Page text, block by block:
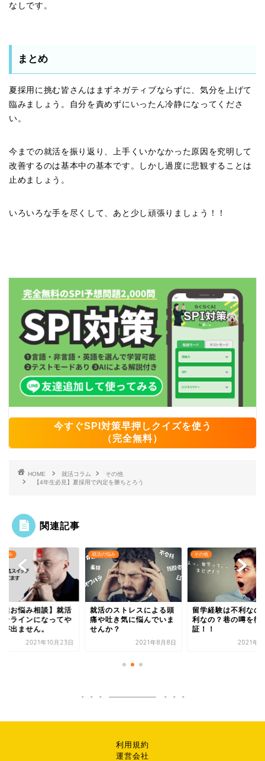
なしです。
まとめ
夏採用に挑む皆さんはまずネガティブならずに、気分を上げて
臨みましょう。自分を責めずにいったん冷静になってくださ
い。
今までの就活を振り返り、上手くいかなかった原因を究明して
改善するのは基本中の基本です。しかし過度に悲観することは
止めましょう。
いろいろな手を尽くして、あと少し頑張りましょう！！
今すぐSPI対策早押しクイズを使う
（完全無料）
HOME 就活コラム
その他
【4年生必見】夏採用で内定を勝ちとろう
関連記事
悩み
活お悩み相談】就活
ンラインになってや
が出ません。
2021年10月23日
就活の悩み
就活のストレスによる頭
痛や吐き気に悩んでいま
せんか？
2021年8月8日
その他
留学経験は不利なの
利なの？巷の噂を徹
証！！
2021年9
利用規約
運営会社